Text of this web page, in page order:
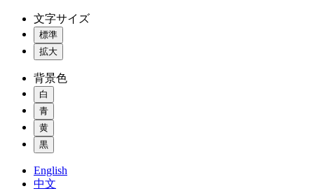
文字サイズ
標準
拡大
背景色
白
青
黄
黒
English
中文